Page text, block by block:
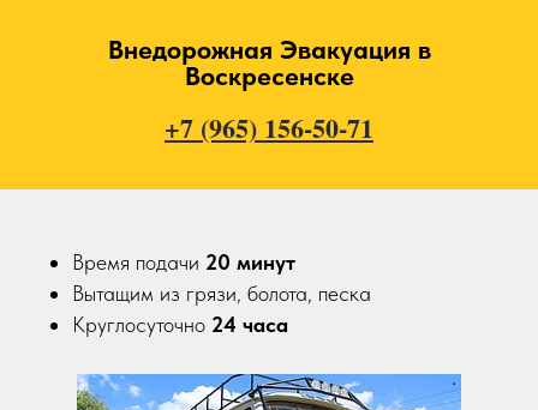
Внедорожная Эвакуация в
Воскресенске
+7 (965) 156-50-71
Время подачи 20 минут
Вытащим из грязи, болота, песка
Круглосуточно 24 часа